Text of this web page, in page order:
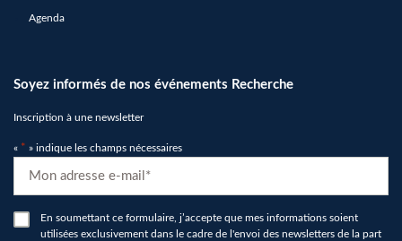
Agenda
Soyez informés de nos événements Recherche
Inscription à une newsletter
« * » indique les champs nécessaires
*
RGPDEn soumettant ce formulaire, j’accepte que mes informations soient
utilisées exclusivement dans le cadre de l'envoi des newsletters de la part